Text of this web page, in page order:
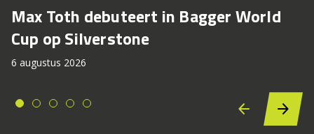
Max Toth debuteert in Bagger World
Cup op Silverstone
6 augustus 2026